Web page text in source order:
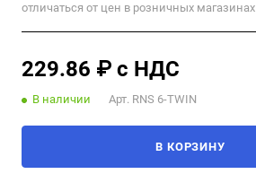
отличаться от цен в розничных магазинах
229.86 ₽ с НДС
В наличии Арт. RNS 6-TWIN
В КОРЗИНУ